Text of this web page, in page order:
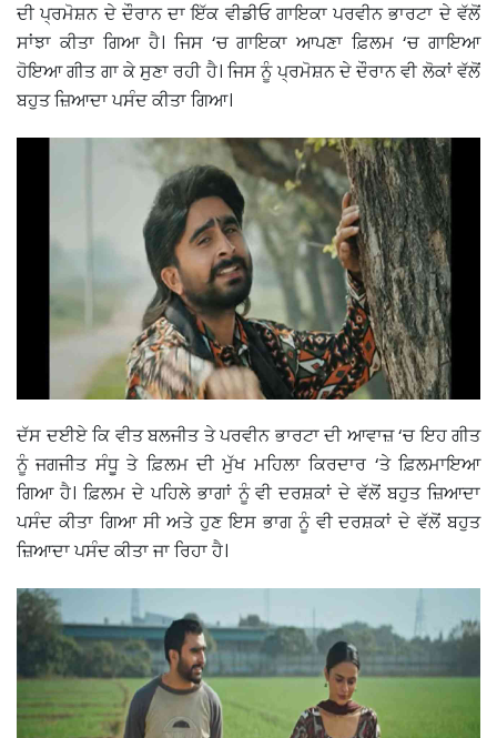
ਦੀ ਪ੍ਰਮੋਸ਼ਨ ਦੇ ਦੌਰਾਨ ਦਾ ਇੱਕ ਵੀਡੀਓ ਗਾਇਕਾ ਪਰਵੀਨ ਭਾਰਟਾ ਦੇ ਵੱਲੋਂ
ਸਾਂਝਾ ਕੀਤਾ ਗਿਆ ਹੈ। ਜਿਸ ‘ਚ ਗਾਇਕਾ ਆਪਣਾ ਫ਼ਿਲਮ ‘ਚ ਗਾਇਆ
ਹੋਇਆ ਗੀਤ ਗਾ ਕੇ ਸੁਣਾ ਰਹੀ ਹੈ। ਜਿਸ ਨੂੰ ਪ੍ਰਮੋਸ਼ਨ ਦੇ ਦੌਰਾਨ ਵੀ ਲੋਕਾਂ ਵੱਲੋਂ
ਬਹੁਤ ਜ਼ਿਆਦਾ ਪਸੰਦ ਕੀਤਾ ਗਿਆ।
ਦੱਸ ਦਈਏ ਕਿ ਵੀਤ ਬਲਜੀਤ ਤੇ ਪਰਵੀਨ ਭਾਰਟਾ ਦੀ ਆਵਾਜ਼ ‘ਚ ਇਹ ਗੀਤ
ਨੂੰ ਜਗਜੀਤ ਸੰਧੂ ਤੇ ਫ਼ਿਲਮ ਦੀ ਮੁੱਖ ਮਹਿਲਾ ਕਿਰਦਾਰ ‘ਤੇ ਫ਼ਿਲਮਾਇਆ
ਗਿਆ ਹੈ। ਫ਼ਿਲਮ ਦੇ ਪਹਿਲੇ ਭਾਗਾਂ ਨੂੰ ਵੀ ਦਰਸ਼ਕਾਂ ਦੇ ਵੱਲੋਂ ਬਹੁਤ ਜ਼ਿਆਦਾ
ਪਸੰਦ ਕੀਤਾ ਗਿਆ ਸੀ ਅਤੇ ਹੁਣ ਇਸ ਭਾਗ ਨੂੰ ਵੀ ਦਰਸ਼ਕਾਂ ਦੇ ਵੱਲੋਂ ਬਹੁਤ
ਜ਼ਿਆਦਾ ਪਸੰਦ ਕੀਤਾ ਜਾ ਰਿਹਾ ਹੈ।